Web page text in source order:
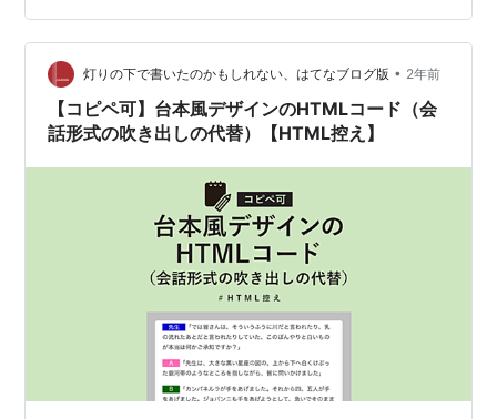
ードの意味は理解してから利用しましょう 最後に サンプ
ルソースの精度が高すぎる 使い方はほぼないに等しく、
とりあえず知りたい事を書くだけでサンプルソースを生
成してくれます。…
灯りの下で書いたのかもしれない、はてなブログ版 • 2年前
【コピペ可】台本風デザインのHTMLコード（会
話形式の吹き出しの代替）【HTML控え】